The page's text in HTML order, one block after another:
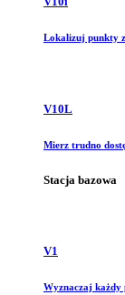
Lokalizuj punkty
V10L
Mierz trudno
Stacja bazowa
V1
Wyznaczaj każdy